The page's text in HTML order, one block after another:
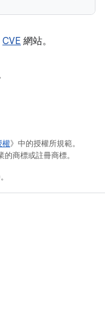
CVE 網站。
權》中的授權所規範。
商標或註冊商標。